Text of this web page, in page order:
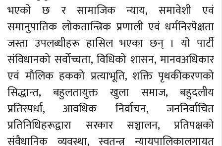
भएको छ र सामाजिक न्याय, समावेशी एवं
समानुपातिक लोकतान्त्रिक प्रणाली एवं धर्मनिरपेक्षता
जस्ता उपलब्धीहरू हासिल भएका छन् । यो पार्टी
संविधानको सर्वोच्चता, विधिको शासन, मानवअधिकार
एवं मौलिक हकको प्रत्याभूति, शक्ति पृथकीकरणको
सिद्धान्त, बहुलतायुक्त खुला समाज, बहुदलीय
प्रतिस्पर्धा, आवधिक निर्वाचन, जननिर्वाचित
प्रतिनिधिहरूद्वारा सरकार सञ्चालन, प्रतिपक्षको
संवैधानिक व्यवस्था, स्वतन्त्र न्यायपालिकालगायत